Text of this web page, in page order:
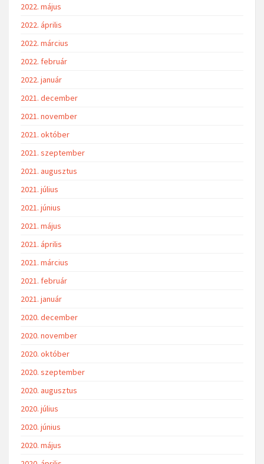
2022. május
2022. április
2022. március
2022. február
2022. január
2021. december
2021. november
2021. október
2021. szeptember
2021. augusztus
2021. július
2021. június
2021. május
2021. április
2021. március
2021. február
2021. január
2020. december
2020. november
2020. október
2020. szeptember
2020. augusztus
2020. július
2020. június
2020. május